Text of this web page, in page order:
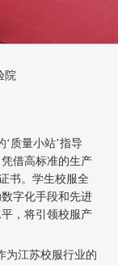
院
‘质量小站’指导
借高标准的生产
书。学生校服全
字化手段和先进
，将引领校服产
为江苏校服行业的